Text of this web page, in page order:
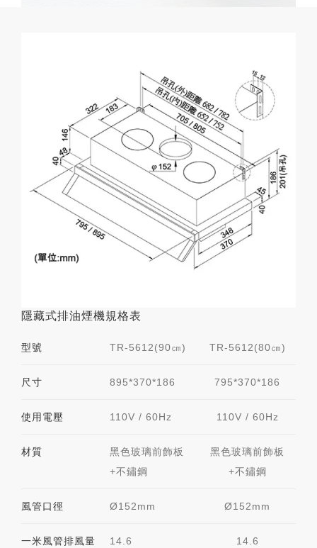
隱藏式排油煙機規格表
型號 TR-5612(90㎝) TR-5612(80㎝)
尺寸 895*370*186 795*370*186
使用電壓 110V / 60Hz 110V / 60Hz
材質
黑色玻璃前飾板
+不鏽鋼
黑色玻璃前飾板
+不鏽鋼
風管口徑 Ø152mm Ø152mm
一米風管排風量 14.6 14.6